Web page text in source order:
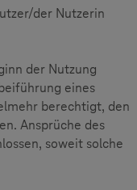
der Nutzerin
der Nutzung
eines
berechtigt, den
Ansprüche des
soweit solche